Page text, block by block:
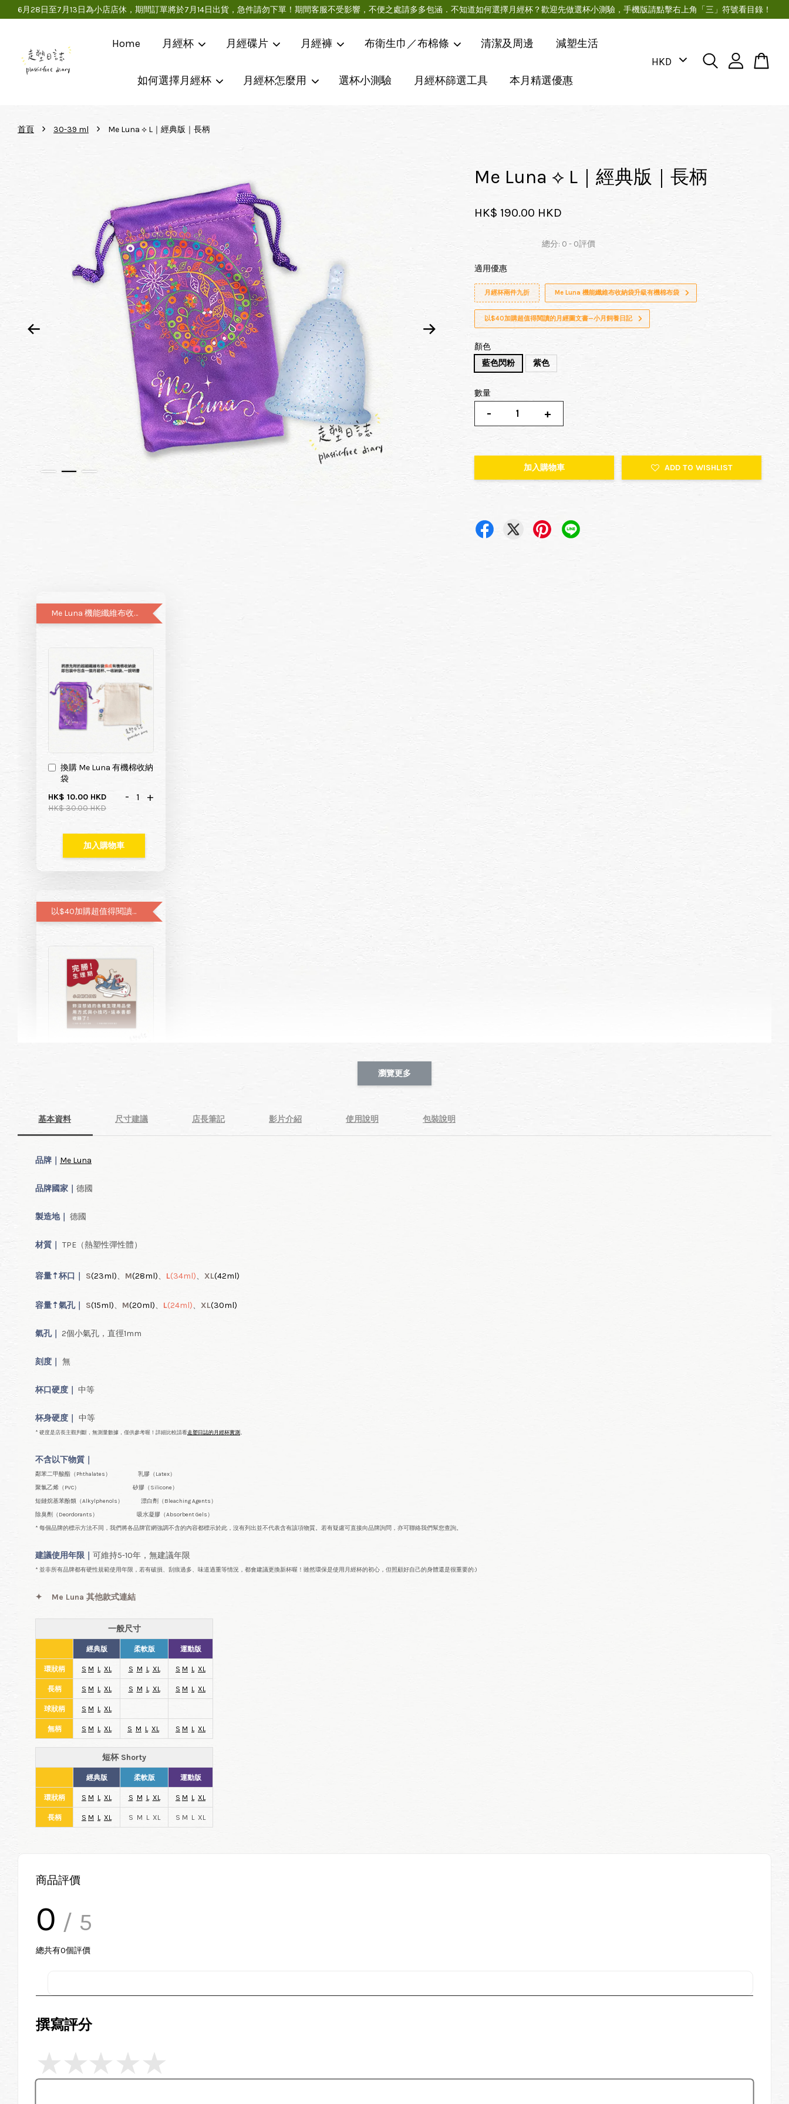
6月28日至7月13日為小店店休，期間訂單將於7月14日出貨，急件請勿下單！期間客服不受影響，不便之處請多多包涵．不知道如何選擇月經杯？歡迎先做選杯小測驗，手機版請點擊右上角「三」符號看目錄！
Home 月經杯 月經碟片 月經褲 布衛生巾／布棉條 清潔及周邊 減塑生活
如何選擇月經杯 月經杯怎麼用 選杯小測驗 月經杯篩選工具 本月精選優惠
首頁 › 30-39 ml › Me Luna ⟡ L｜經典版｜長柄
Me Luna ⟡ L｜經典版｜長柄
HK$ 190.00 HKD
總分: 0 - 0評價
適用優惠
月經杯兩件九折 Me Luna 機能纖維布收納袋升級有機棉布袋
以$40加購超值得閱讀的月經圖文書—小月飼養日記
顏色
藍色閃粉
紫色
數量
- +
加入購物車 ADD TO WISHLIST
Me Luna 機能纖維布收納袋升級有機棉布袋
換購 Me Luna 有機棉收納
袋
HK$ 10.00 HKD
HK$ 30.00 HKD
- +
加入購物車
以$40加購超值得閱讀的月經圖文書—小月飼養日記
瀏覽更多
基本資料 尺寸建議 店長筆記 影片介紹 使用說明 包裝說明
品牌｜ Me Luna
品牌國家｜ 德國
製造地｜ 德國
材質｜ TPE（熱塑性彈性體）
容量⇡杯口｜ S(23ml)、 M(28ml)、 L(34ml)、 XL(42ml)
容量⇡氣孔｜ S(15ml)、 M(20ml)、 L(24ml)、 XL(30ml)
氣孔｜ 2個小氣孔，直徑1mm
刻度｜ 無
杯口硬度｜ 中等
杯身硬度｜ 中等
* 硬度是店長主觀判斷，無測量數據，僅供參考喔！詳細比較請看走塑日誌的月經杯實測
不含以下物質｜
鄰苯二甲酸酯（Phthalates） 乳膠（Latex）
聚氯乙烯（PVC） 矽膠（Silicone）
短鏈烷基苯酚類（Alkylphenols） 漂白劑（Bleaching Agents）
除臭劑（Deordorants） 吸水凝膠（Absorbent Gels）
* 每個品牌的標示方法不同，我們將各品牌官網強調不含的內容都標示於此，沒有列出並不代表含有該項物質。若有疑慮可直接向品牌詢問，亦可聯絡我們幫您查詢。
建議使用年限｜ 可維持5-10年 ，無建議年限
* 並非所有品牌都有硬性規範使用年限，若有破損、刮痕過多、味道過重等情況，都會建議更換新杯喔！雖然環保是使用月經杯的初心，但照顧好自己的身體還是很重要的:)
✦ Me Luna 其他款式連結
一般尺寸
經典版 柔軟版 運動版
環狀柄 S M L XL S M L XL S M L XL
長柄 S M L XL S M L XL S M L XL
球狀柄 S M L XL
無柄 S M L XL S M L XL S M L XL
短杯 Shorty
經典版 柔軟版 運動版
環狀柄 S M L XL S M L XL S M L XL
長柄 S M L XL S M L XL S M L XL
商品評價
0 / 5
總共有0個評價
撰寫評分